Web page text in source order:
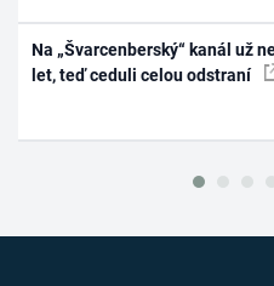
Na „Švarcenberský“ kanál už
let, teď ceduli celou odstraní